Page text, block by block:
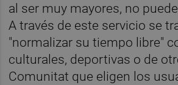
al ser muy mayores, no
A través de este servicio se
"normalizar su tiempo libre"
culturales, deportivas o de
Comunitat que eligen los